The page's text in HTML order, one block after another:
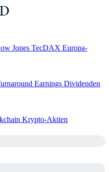
Jones TecDAX Europa-
Earnings Dividenden
Krypto-Aktien